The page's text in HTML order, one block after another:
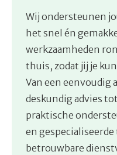
Wij ondersteunen
het snel én
werkzaamheden
thuis, zodat jij je
Van een eenvoudig
deskundig advies
praktische
en gespecialiseerde
betrouwbare